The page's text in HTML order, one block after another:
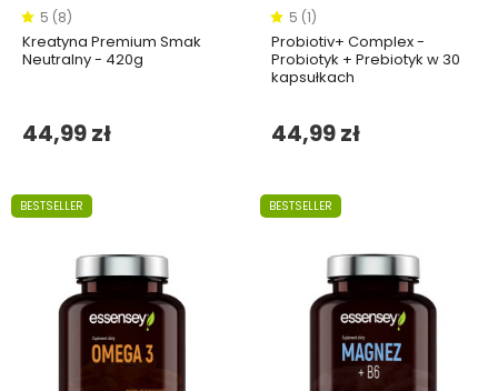
5 (8)
Kreatyna Premium Smak
Neutralny - 420g
44,99 zł
5 (1)
Probiotiv+ Complex -
Probiotyk + Prebiotyk w 30
kapsułkach
44,99 zł
BESTSELLER BESTSELLER